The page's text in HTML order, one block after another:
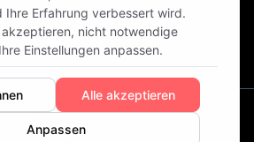
on X (Twitter)
Vodlix on Instagram
Büros
(UK) . Finnland . Zypern